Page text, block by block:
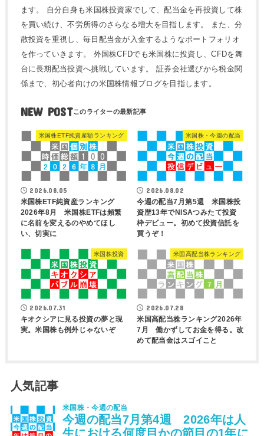
ます。 自分自身も米国株投資家でして、配当金を再投資して株
を買い続け、不労所得のさらなる増大を目指します。 また、分
散投資を重視し、毎日配当金が入金するようなポートフォリオ
を作っていきます。 外国株CFDでも米国株に投資し、CFDを舞
台に長期配当投資へ挑戦しています。 証券会社選びから税金関
係まで、初心者向けの米国株情報ブログを目指します。
NEW POST
米国株ETF純資産額ランキング
2026.08.05
米国株ETF純資産ランキング
2026年8月 米国株ETFは頻繁
に名前を変えるのやめてほし
い、切実に
米国株・今週の配当
2026.08.02
今週の配当7月第5週 米国株投
資歴13年でNISAつみたて投資
枠デビュー。初めて投資信託を
買うぞ！
米国株投資
2026.07.31
キオクシアに見る投資の夢と現
実。米国株も例外じゃないぞ
米国高配当株ランキング
2026.07.28
米国高配当株ランキング2026年
7月 働かずしてお金を得る。改
めて配当金はスゴイこと
人気記事